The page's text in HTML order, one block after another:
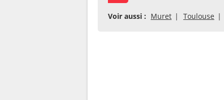
Voir aussi : Muret Toulouse